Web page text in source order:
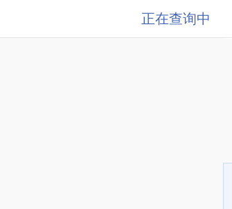
正在查询中